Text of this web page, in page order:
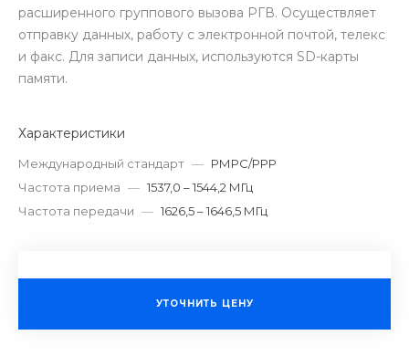
расширенного группового вызова РГВ. Осуществляет
отправку данных, работу с электронной почтой, телекс
и факс. Для записи данных, используются SD-карты
памяти.
Характеристики
Международный стандарт — РМРС/РРР
Частота приема — 1537,0 – 1544,2 МГц
Частота передачи — 1626,5 – 1646,5 МГц
УТОЧНИТЬ ЦЕНУ